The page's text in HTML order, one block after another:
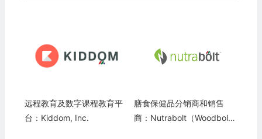
远程教育及数字课程教育平
台：Kiddom, Inc.
膳食保健品分销商和销售
商：Nutrabolt（Woodbolt